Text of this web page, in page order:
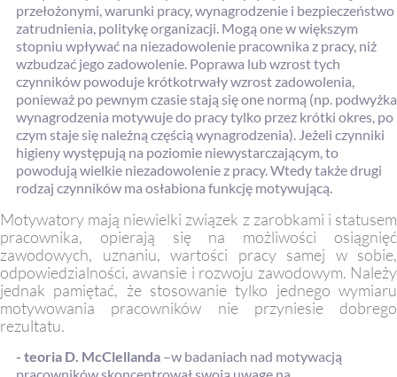
przełożonymi, warunki pracy, wynagrodzenie i bezpieczeństwo
zatrudnienia, politykę organizacji. Mogą one w większym
stopniu wpływać na niezadowolenie pracownika z pracy, niż
wzbudzać jego zadowolenie. Poprawa lub wzrost tych
czynników powoduje krótkotrwały wzrost zadowolenia,
ponieważ po pewnym czasie stają się one normą (np. podwyżka
wynagrodzenia motywuje do pracy tylko przez krótki okres, po
czym staje się należną częścią wynagrodzenia). Jeżeli czynniki
higieny występują na poziomie niewystarczającym, to
powodują wielkie niezadowolenie z pracy. Wtedy także drugi
rodzaj czynników ma osłabiona funkcję motywującą.
Motywatory mają niewielki związek z zarobkami i statusem
pracownika, opierają się na możliwości osiągnięć
zawodowych, uznaniu, wartości pracy samej w sobie,
odpowiedzialności, awansie i rozwoju zawodowym. Należy
jednak pamiętać, że stosowanie tylko jednego wymiaru
motywowania pracowników nie przyniesie dobrego
rezultatu.
- teoria D. McClellanda–w badaniach nad motywacją